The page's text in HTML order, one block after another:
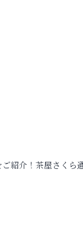
紹介！茶屋さくら